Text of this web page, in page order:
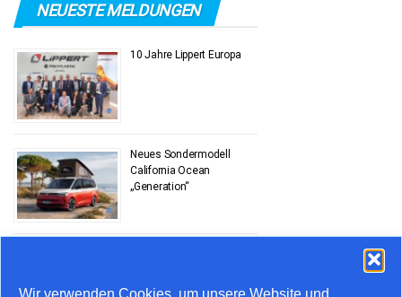
Wir verwenden Cookies, um unsere Website und
NEUESTE MELDUNGEN
10 Jahre Lippert Europa
Neues Sondermodell
California Ocean
„Generation“